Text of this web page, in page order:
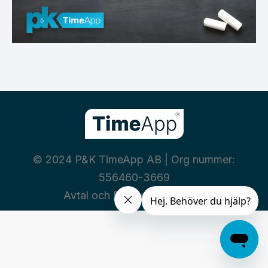
© 2024 P&K TimeApp AB | Org nummer:
556460-3669
Avtal och Policies| Integritet